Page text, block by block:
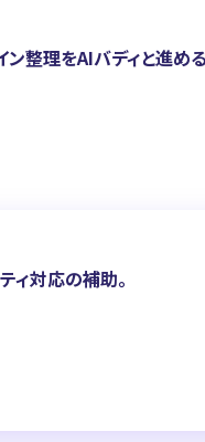
ン整理をAIバディと進め
ィ対応の補助。